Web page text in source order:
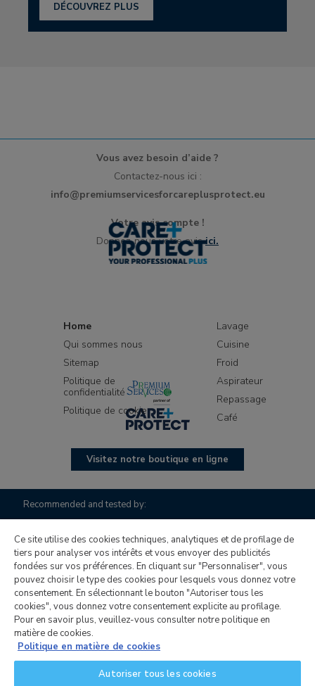
DÉCOUVREZ PLUS
Vous avez besoin d’aide ?
Contactez-nous ici :
info@premiumservicesforcareplusprotect.eu
Votre avis compte !
Donnez-nous votre avisici.
Home
Qui sommes nous
Sitemap
Politique de
confidentialité
Politique de cookie
Lavage
Cuisine
Froid
Aspirateur
Repassage
Café
Visitez notre boutique en ligne
Recommended and tested by:
Candy Hoover Group S.r.l., société unipersonnelle pour
l’activité de gestion et de coordination de Candy S.p.A., siège
social : Via Comolli, 16 - 20861 Brugherio (MB) - Italie, capital
social de 30 000 000,00 € entièrement libéré, Code fiscal
Ce site utilise des cookies techniques, analytiques et de profilage de
tiers pour analyser vos intérêts et vous envoyer des publicités
fondées sur vos préférences. En cliquant sur "Personnaliser", vous
pouvez choisir le type des cookies pour lesquels vous donnez votre
consentement. En sélectionnant le bouton "Autoriser tous les
cookies", vous donnez votre consentement explicite au profilage.
Pour en savoir plus, veuillez-vous consulter notre politique en
matière de cookies.
Politique en matière de cookies
Autoriser tous les cookies